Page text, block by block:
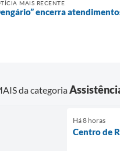
MAIS RECENTE
encerra
da categoria
Há 8 horas
Centro de